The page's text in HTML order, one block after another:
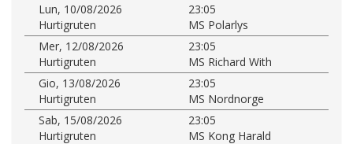
Lun, 10/08/2026
23:05
Hurtigruten
MS Polarlys
Mer, 12/08/2026
23:05
Hurtigruten
MS Richard With
Gio, 13/08/2026
23:05
Hurtigruten
MS Nordnorge
Sab, 15/08/2026
23:05
Hurtigruten
MS Kong Harald